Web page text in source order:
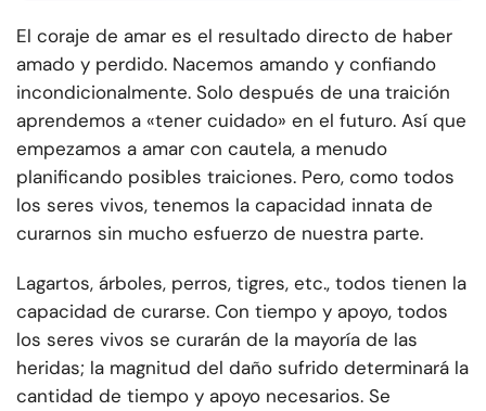
El coraje de amar es el resultado directo de haber
amado y perdido. Nacemos amando y confiando
incondicionalmente. Solo después de una traición
aprendemos a «tener cuidado» en el futuro. Así que
empezamos a amar con cautela, a menudo
planificando posibles traiciones. Pero, como todos
los seres vivos, tenemos la capacidad innata de
curarnos sin mucho esfuerzo de nuestra parte.
Lagartos, árboles, perros, tigres, etc., todos tienen la
capacidad de curarse. Con tiempo y apoyo, todos
los seres vivos se curarán de la mayoría de las
heridas; la magnitud del daño sufrido determinará la
cantidad de tiempo y apoyo necesarios. Se